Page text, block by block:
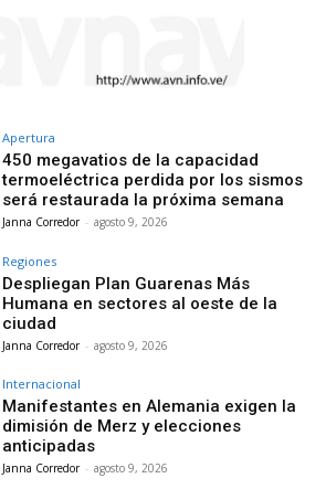
Apertura
450 megavatios de la capacidad
termoeléctrica perdida por los sismos
será restaurada la próxima semana
Janna Corredor - agosto 9, 2026
Regiones
Despliegan Plan Guarenas Más
Humana en sectores al oeste de la
ciudad
Janna Corredor - agosto 9, 2026
Internacional
Manifestantes en Alemania exigen la
dimisión de Merz y elecciones
anticipadas
Janna Corredor - agosto 9, 2026